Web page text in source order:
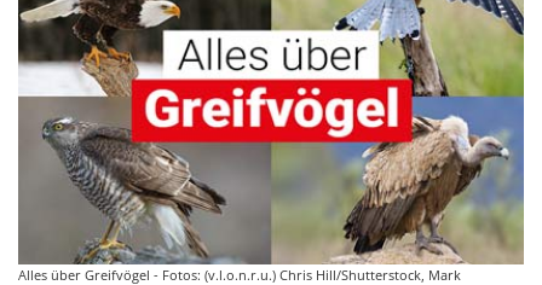
Alles über Greifvögel - Fotos: (v.l.o.n.r.u.) Chris Hill/Shutterstock, Mark